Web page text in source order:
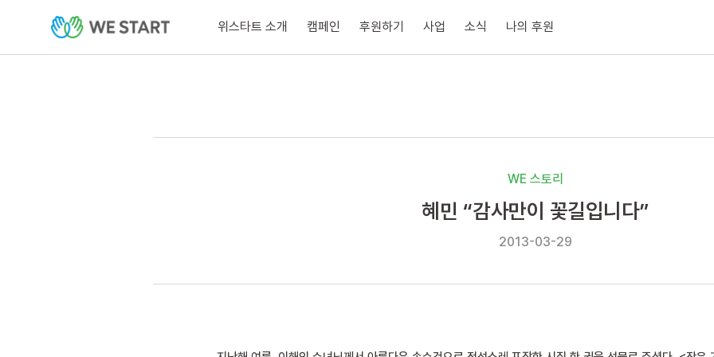
위스타트 소개 캠페인 후원하기 사업 소식 나의 후원
WE 스토리
혜민 “감사만이 꽃길입니다”
2013-03-29